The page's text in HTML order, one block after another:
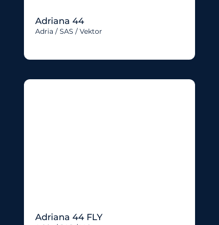
Adriana 44
Adria / SAS / Vektor
Adriana 44 FLY